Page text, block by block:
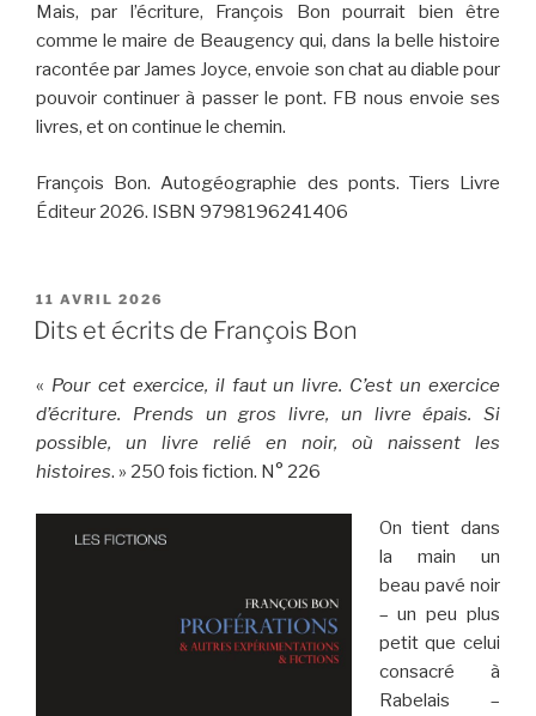
Mais, par l’écriture, François Bon pourrait bien être
comme le maire de Beaugency qui, dans la belle histoire
racontée par James Joyce, envoie son chat au diable pour
pouvoir continuer à passer le pont. FB nous envoie ses
livres, et on continue le chemin.
François Bon. Autogéographie des ponts. Tiers Livre
Éditeur 2026. ISBN 9798196241406
PUBLIÉ
LE
11 AVRIL 2026
Dits et écrits de François Bon
« Pour cet exercice, il faut un livre. C’est un exercice
d’écriture. Prends un gros livre, un livre épais. Si
possible, un livre relié en noir, où naissent les
histoires. » 250 fois fiction. N° 226
On tient dans
la main un
beau pavé noir
– un peu plus
petit que celui
consacré à
Rabelais –